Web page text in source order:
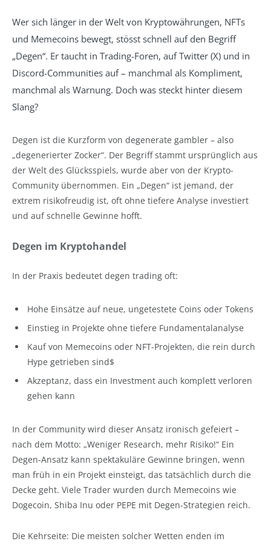
Wer sich länger in der Welt von Kryptowährungen, NFTs
und Memecoins bewegt, stösst schnell auf den Begriff
„Degen“. Er taucht in Trading-Foren, auf Twitter (X) und in
Discord-Communities auf – manchmal als Kompliment,
manchmal als Warnung. Doch was steckt hinter diesem
Slang?
Degen ist die Kurzform von degenerate gambler – also
„degenerierter Zocker“. Der Begriff stammt ursprünglich aus
der Welt des Glücksspiels, wurde aber von der Krypto-
Community übernommen. Ein „Degen“ ist jemand, der
extrem risikofreudig ist, oft ohne tiefere Analyse investiert
und auf schnelle Gewinne hofft.
Degen im Kryptohandel
In der Praxis bedeutet degen trading oft:
Hohe Einsätze auf neue, ungetestete Coins oder Tokens
Einstieg in Projekte ohne tiefere Fundamentalanalyse
Kauf von Memecoins oder NFT-Projekten, die rein durch
Hype getrieben sind$
Akzeptanz, dass ein Investment auch komplett verloren
gehen kann
In der Community wird dieser Ansatz ironisch gefeiert –
nach dem Motto: „Weniger Research, mehr Risiko!“ Ein
Degen-Ansatz kann spektakuläre Gewinne bringen, wenn
man früh in ein Projekt einsteigt, das tatsächlich durch die
Decke geht. Viele Trader wurden durch Memecoins wie
Dogecoin, Shiba Inu oder PEPE mit Degen-Strategien reich.
Die Kehrseite: Die meisten solcher Wetten enden im